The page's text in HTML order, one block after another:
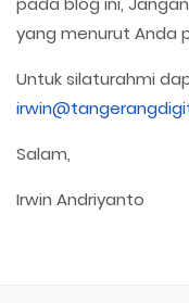
yang menurut Anda
Untuk silaturahmi
Salam,
Irwin Andriyanto